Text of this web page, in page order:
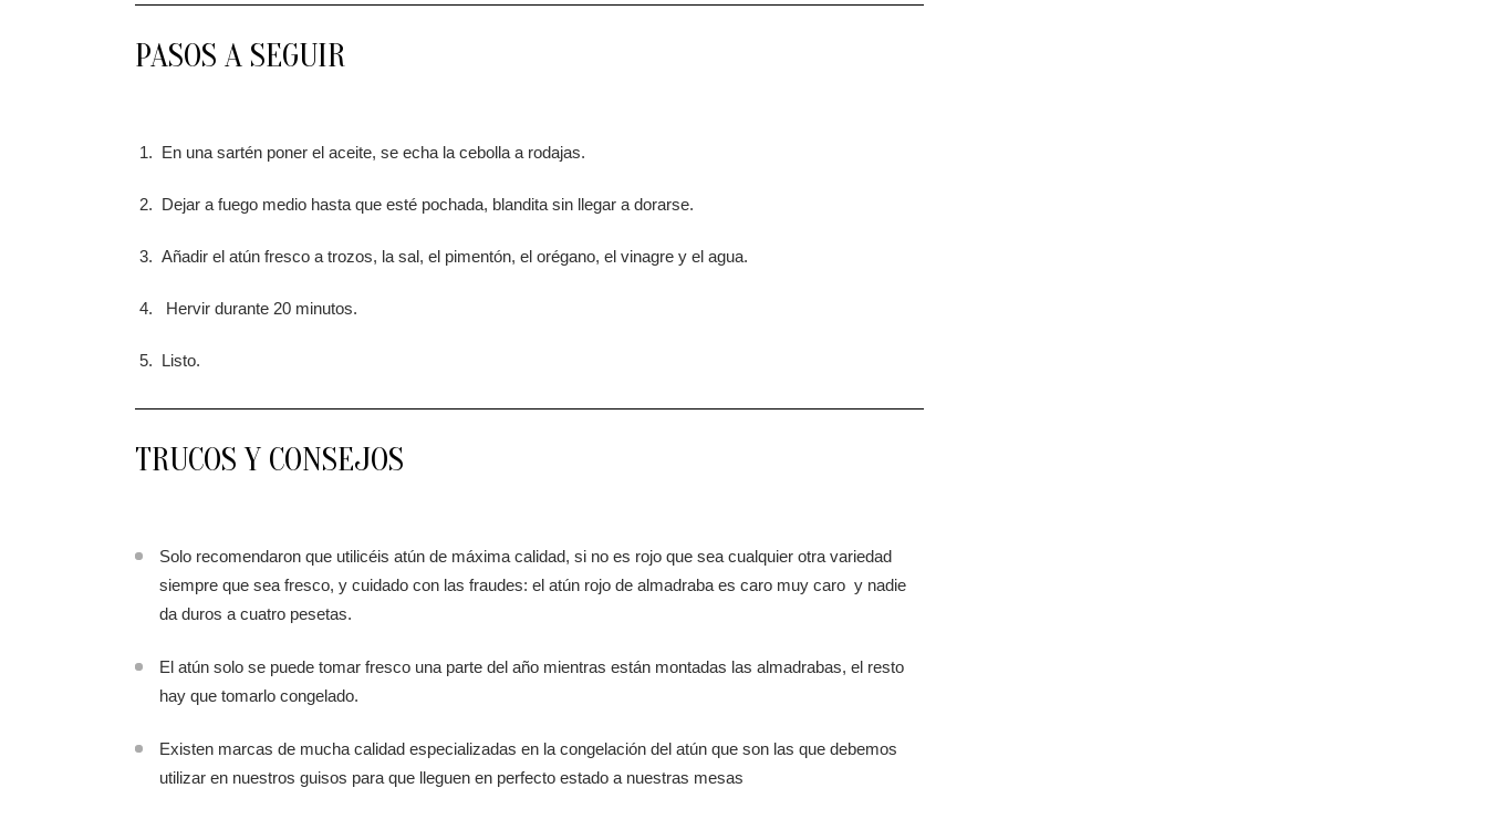
PASOS A SEGUIR
En una sartén poner el aceite, se echa la cebolla a rodajas.
Dejar a fuego medio hasta que esté pochada, blandita sin llegar a dorarse.
Añadir el atún fresco a trozos, la sal, el pimentón, el orégano, el vinagre y el agua.
Hervir durante 20 minutos.
Listo.
TRUCOS Y CONSEJOS
Solo recomendaron que utilicéis atún de máxima calidad, si no es rojo que sea cualquier otra variedad
siempre que sea fresco, y cuidado con las fraudes: el atún rojo de almadraba es caro muy caro y nadie
da duros a cuatro pesetas.
El atún solo se puede tomar fresco una parte del año mientras están montadas las almadrabas, el resto
hay que tomarlo congelado.
Existen marcas de mucha calidad especializadas en la congelación del atún que son las que debemos
utilizar en nuestros guisos para que lleguen en perfecto estado a nuestras mesas